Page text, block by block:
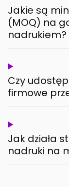
Jakie są
(MOQ) na
nadrukiem?
Czy
firmowe
Jak działa
nadruki na